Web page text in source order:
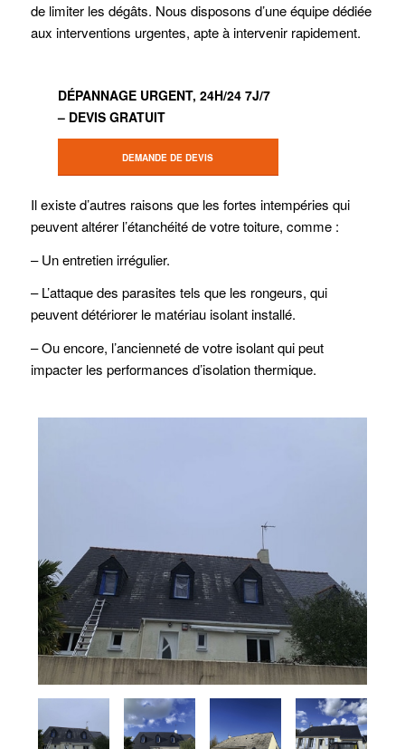
de limiter les dégâts. Nous disposons d’une équipe dédiée
aux interventions urgentes, apte à intervenir rapidement.
DÉPANNAGE URGENT, 24H/24 7J/7
– DEVIS GRATUIT
DEMANDE DE DEVIS
Il existe d’autres raisons que les fortes intempéries qui
peuvent altérer l’étanchéité de votre toiture, comme :
– Un entretien irrégulier.
– L’attaque des parasites tels que les rongeurs, qui
peuvent détériorer le matériau isolant installé.
– Ou encore, l’ancienneté de votre isolant qui peut
impacter les performances d’isolation thermique.